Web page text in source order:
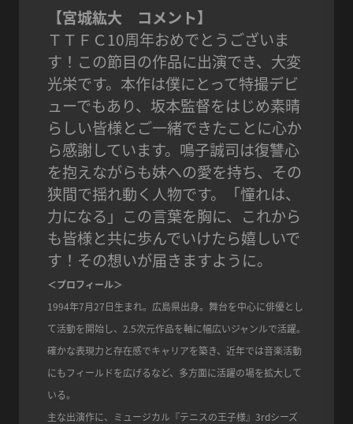
【宮城紘大 コメント】
ＴＴＦＣ10周年おめでとうございま
す！この節目の作品に出演でき、大変
光栄です。本作は僕にとって特撮デビ
ューでもあり、坂本監督をはじめ素晴
らしい皆様とご一緒できたことに心か
ら感謝しています。鳴子誠司は復讐心
を抱えながらも妹への愛を持ち、その
狭間で揺れ動く人物です。「憧れは、
力になる」この言葉を胸に、これから
も皆様と共に歩んでいけたら嬉しいで
す！その想いが届きますように。
＜プロフィール＞
1994年7月27日生まれ。広島県出身。舞台を中心に俳優とし
て活動を開始し、2.5次元作品を軸に幅広いジャンルで活躍。
確かな表現力と存在感でキャリアを築き、近年では音楽活動
にもフィールドを広げるなど、多方面に活躍の場を拡大して
いる。
主な出演作に、ミュージカル『テニスの王子様』3rdシーズ